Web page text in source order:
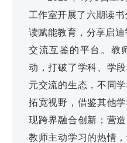
工作室开展了六期读
读赋能教育，分享启
交流互鉴的平台。教
动，打破了学科、学
元交流的生态，不同
拓宽视野，借鉴其他
现跨界融合创新；营
教师主动学习的热情